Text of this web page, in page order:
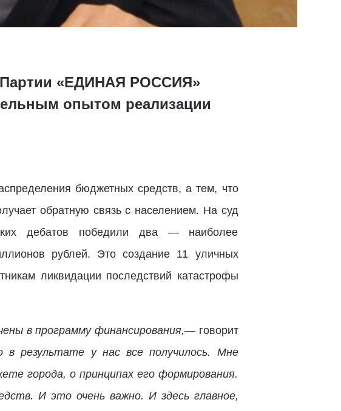
Партии «ЕДИНАЯ РОССИЯ»
опытом реализации
бюджетных средств, а тем, что
обратную связь с населением. На суд
дебатов победили два — наиболее
рублей. Это создание 11 уличных
ликвидации последствий катастрофы
в программу финансирования,— говорит
результате у нас все получилось. Мне
города, о принципах его формирования.
И это очень важно. И здесь главное,